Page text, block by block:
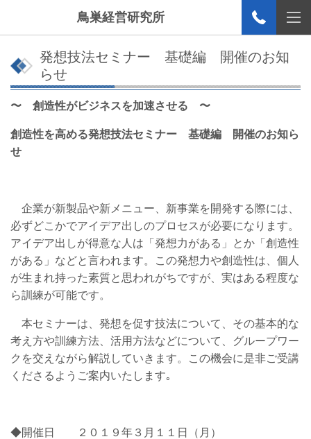
鳥巣経営研究所
発想技法セミナー 基礎編 開催のお知
らせ
〜 創造性がビジネスを加速させる 〜
創造性を高める発想技法セミナー 基礎編 開催のお知ら
せ
企業が新製品や新メニュー、新事業を開発する際には、
必ずどこかでアイデア出しのプロセスが必要になります。
アイデア出しが得意な人は「発想力がある」とか「創造性
がある」などと言われます。この発想力や創造性は、個人
が生まれ持った素質と思われがちですが、実はある程度な
ら訓練が可能です。
本セミナーは、発想を促す技法について、その基本的な
考え方や訓練方法、活用方法などについて、グループワー
クを交えながら解説していきます。この機会に是非ご受講
くださるようご案内いたします｡
◆開催日 ２０１９年３月１１日（月）